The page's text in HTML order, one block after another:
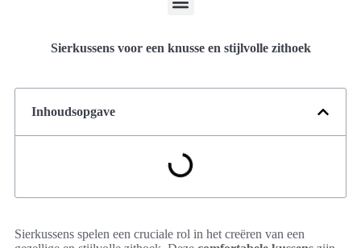
Sierkussens voor een knusse en stijlvolle zithoek
Inhoudsopgave
Sierkussens spelen een cruciale rol in het creëren van een